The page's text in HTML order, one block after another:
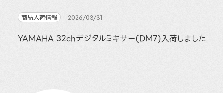
商品入荷情報 2026/03/31
YAMAHA 32chデジタルミキサー(DM7)入荷しました